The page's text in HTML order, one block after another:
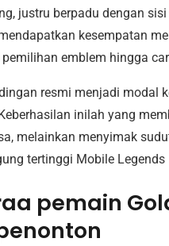
justru berpadu dengan
kesempatan
emblem hingga
resmi menjadi modal
inilah yang
melainkan menyimak
tertinggi Mobile Legends
pemain